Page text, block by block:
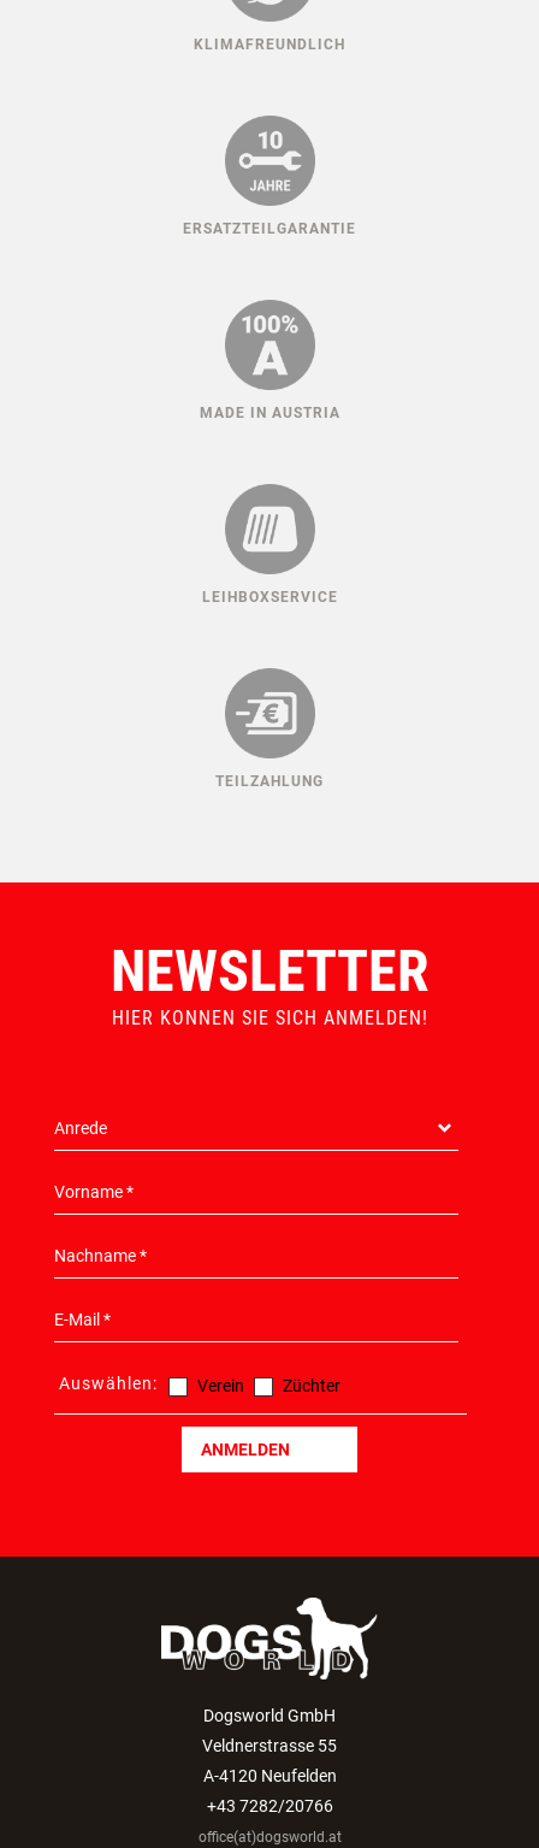
KLIMAFREUNDLICH
ERSATZTEILGARANTIE
MADE IN AUSTRIA
LEIHBOXSERVICE
TEILZAHLUNG
NEWSLETTER
HIER KONNEN SIE SICH ANMELDEN!
Auswählen: Verein Züchter
ANMELDEN
Dogsworld GmbH
Veldnerstrasse 55
A-4120 Neufelden
+43 7282/20766
office(at)dogsworld.at